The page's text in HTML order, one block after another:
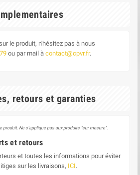
le produit, n'hésitez pas à nous
ou par mail à contact@cpvr.fr.
retours et garanties
produit. Ne s'applique pas aux produits "sur mesure".
et retours
et toutes les informations pour éviter
sur les livraisons, ICI.